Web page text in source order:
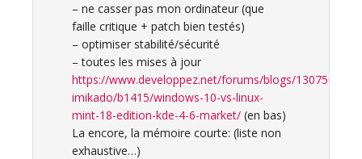
– ne casser pas mon ordinateur (que
faille critique + patch bien testés)
– optimiser stabilité/sécurité
– toutes les mises à jour
https://www.developpez.net/forums/blogs/130750-
imikado/b1415/windows-10-vs-linux-
mint-18-edition-kde-4-6-market/ (en bas)
La encore, la mémoire courte: (liste non
exhaustive…)